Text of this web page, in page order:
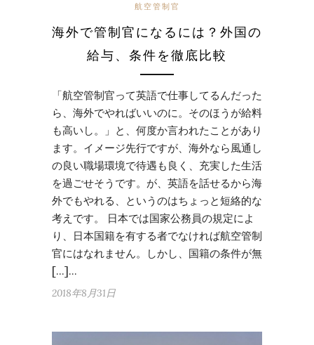
航空管制官
海外で管制官になるには？外国の
給与、条件を徹底比較
「航空管制官って英語で仕事してるんだった
ら、海外でやればいいのに。そのほうが給料
も高いし。」と、何度か言われたことがあり
ます。イメージ先行ですが、海外なら風通し
の良い職場環境で待遇も良く、充実した生活
を過ごせそうです。が、英語を話せるから海
外でもやれる、というのはちょっと短絡的な
考えです。 日本では国家公務員の規定によ
り、日本国籍を有する者でなければ航空管制
官にはなれません。しかし、国籍の条件が無
[…]…
2018年8月31日